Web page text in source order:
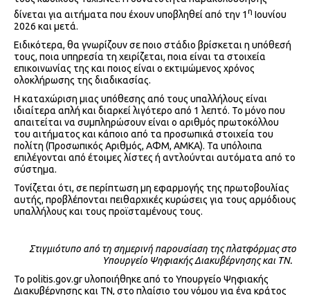
δίνεται για αιτήματα που έχουν υποβληθεί από την 1η Ιουνίου
2026 και μετά.
Ειδικότερα, θα γνωρίζουν σε ποιο στάδιο βρίσκεται η υπόθεσή
τους, ποια υπηρεσία τη χειρίζεται, ποια είναι τα στοιχεία
επικοινωνίας της και ποιος είναι ο εκτιμώμενος χρόνος
ολοκλήρωσης της διαδικασίας.
Η καταχώριση μιας υπόθεσης από τους υπαλλήλους είναι
ιδιαίτερα απλή και διαρκεί λιγότερο από 1 λεπτό. Το μόνο που
απαιτείται να συμπληρώσουν είναι ο αριθμός πρωτοκόλλου
του αιτήματος και κάποιο από τα προσωπικά στοιχεία του
πολίτη (Προσωπικός Αριθμός, ΑΦΜ, ΑΜΚΑ). Τα υπόλοιπα
επιλέγονται από έτοιμες λίστες ή αντλούνται αυτόματα από το
σύστημα.
Τονίζεται ότι, σε περίπτωση μη εφαρμογής της πρωτοβουλίας
αυτής, προβλέπονται πειθαρχικές κυρώσεις για τους αρμόδιους
υπαλλήλους και τους προϊσταμένους τους.
Στιγμιότυπο από τη σημερινή παρουσίαση της πλατφόρμας στο
Υπουργείο Ψηφιακής Διακυβέρνησης και ΤΝ.
Το politis.gov.gr υλοποιήθηκε από το Υπουργείο Ψηφιακής
Διακυβέρνησης και ΤΝ, στο πλαίσιο του νόμου για ένα κράτος